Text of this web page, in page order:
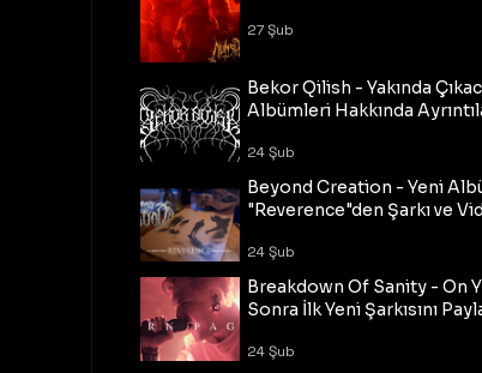
27 Şub
Bekor Qilish - Yakında
Albümleri Hakkında
24 Şub
Beyond Creation - Yeni
"Reverence"den Şarkı ve
24 Şub
Breakdown Of Sanity - On
Sonra İlk Yeni Şarkısını
24 Şub